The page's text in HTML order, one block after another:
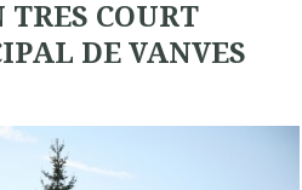
COURT
DE VANVES